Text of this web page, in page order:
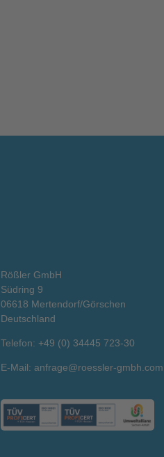
Rößler GmbH
Südring 9
06618 Mertendorf/Görschen
Deutschland
Telefon: +49 (0) 34445 723-30
E-Mail: anfrage@roessler-gmbh.com